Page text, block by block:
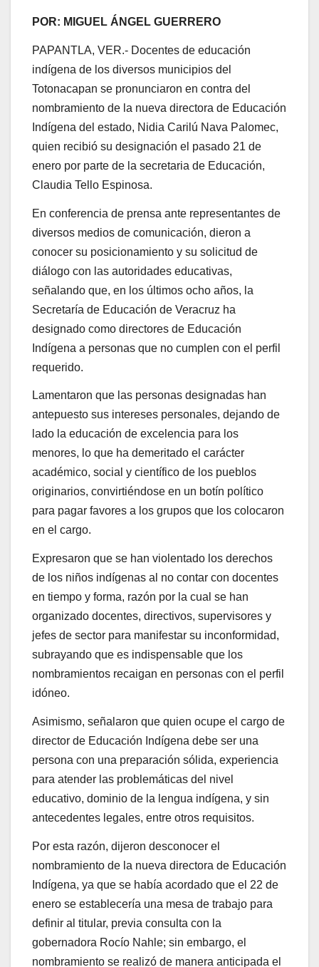
POR: MIGUEL ÁNGEL GUERRERO
PAPANTLA, VER.- Docentes de educación
indígena de los diversos municipios del
Totonacapan se pronunciaron en contra del
nombramiento de la nueva directora de Educación
Indígena del estado, Nidia Carilú Nava Palomec,
quien recibió su designación el pasado 21 de
enero por parte de la secretaria de Educación,
Claudia Tello Espinosa.
En conferencia de prensa ante representantes de
diversos medios de comunicación, dieron a
conocer su posicionamiento y su solicitud de
diálogo con las autoridades educativas,
señalando que, en los últimos ocho años, la
Secretaría de Educación de Veracruz ha
designado como directores de Educación
Indígena a personas que no cumplen con el perfil
requerido.
Lamentaron que las personas designadas han
antepuesto sus intereses personales, dejando de
lado la educación de excelencia para los
menores, lo que ha demeritado el carácter
académico, social y científico de los pueblos
originarios, convirtiéndose en un botín político
para pagar favores a los grupos que los colocaron
en el cargo.
Expresaron que se han violentado los derechos
de los niños indígenas al no contar con docentes
en tiempo y forma, razón por la cual se han
organizado docentes, directivos, supervisores y
jefes de sector para manifestar su inconformidad,
subrayando que es indispensable que los
nombramientos recaigan en personas con el perfil
idóneo.
Asimismo, señalaron que quien ocupe el cargo de
director de Educación Indígena debe ser una
persona con una preparación sólida, experiencia
para atender las problemáticas del nivel
educativo, dominio de la lengua indígena, y sin
antecedentes legales, entre otros requisitos.
Por esta razón, dijeron desconocer el
nombramiento de la nueva directora de Educación
Indígena, ya que se había acordado que el 22 de
enero se establecería una mesa de trabajo para
definir al titular, previa consulta con la
gobernadora Rocío Nahle; sin embargo, el
nombramiento se realizó de manera anticipada el